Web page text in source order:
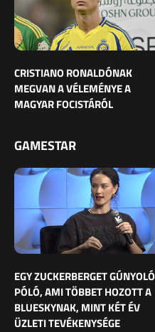
CRISTIANO RONALDÓNAK
MEGVAN A VÉLEMÉNYE A
MAGYAR FOCISTÁRÓL
GAMESTAR
EGY ZUCKERBERGET GÚNYOLÓ
PÓLÓ, AMI TÖBBET HOZOTT A
BLUESKYNAK, MINT KÉT ÉV
ÜZLETI TEVÉKENYSÉGE